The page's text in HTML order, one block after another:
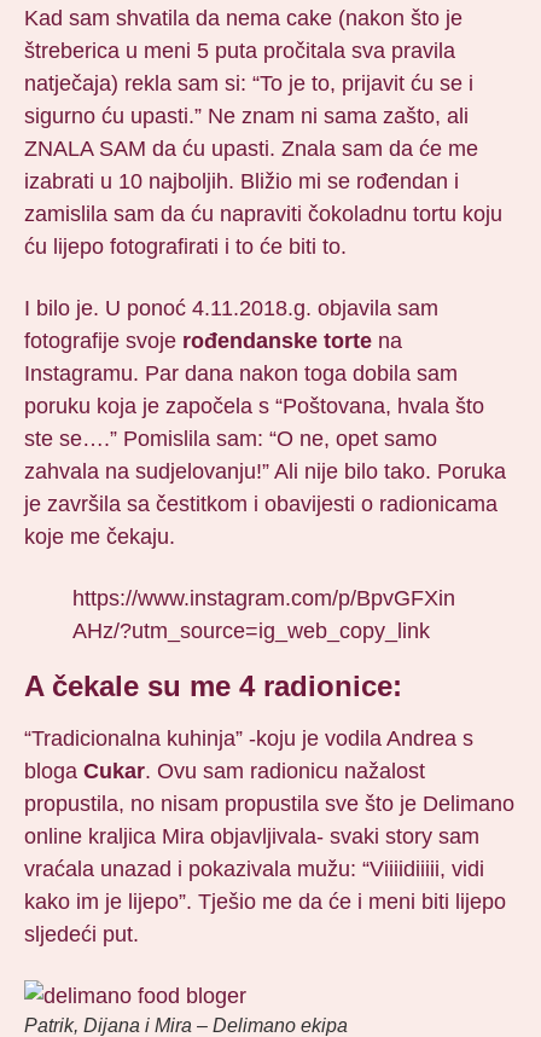
Kad sam shvatila da nema cake (nakon što je
štreberica u meni 5 puta pročitala sva pravila
natječaja) rekla sam si: “To je to, prijavit ću se i
sigurno ću upasti.” Ne znam ni sama zašto, ali
ZNALA SAM da ću upasti. Znala sam da će me
izabrati u 10 najboljih. Bližio mi se rođendan i
zamislila sam da ću napraviti čokoladnu tortu koju
ću lijepo fotografirati i to će biti to.
I bilo je. U ponoć 4.11.2018.g. objavila sam
fotografije svoje rođendanske torte na
Instagramu. Par dana nakon toga dobila sam
poruku koja je započela s “Poštovana, hvala što
ste se….” Pomislila sam: “O ne, opet samo
zahvala na sudjelovanju!” Ali nije bilo tako. Poruka
je završila sa čestitkom i obavijesti o radionicama
koje me čekaju.
https://www.instagram.com/p/BpvGFXin
AHz/?utm_source=ig_web_copy_link
A čekale su me 4 radionice:
“Tradicionalna kuhinja” -koju je vodila Andrea s
bloga Cukar. Ovu sam radionicu nažalost
propustila, no nisam propustila sve što je Delimano
online kraljica Mira objavljivala- svaki story sam
vraćala unazad i pokazivala mužu: “Viiiidiiiii, vidi
kako im je lijepo”. Tješio me da će i meni biti lijepo
sljedeći put.
Patrik, Dijana i Mira – Delimano ekipa